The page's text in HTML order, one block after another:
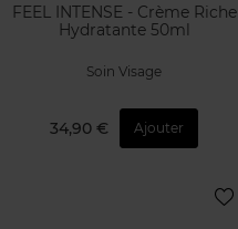
FEEL INTENSE - Crème Riche
Hydratante 50ml
Soin Visage
34,90 € Ajouter